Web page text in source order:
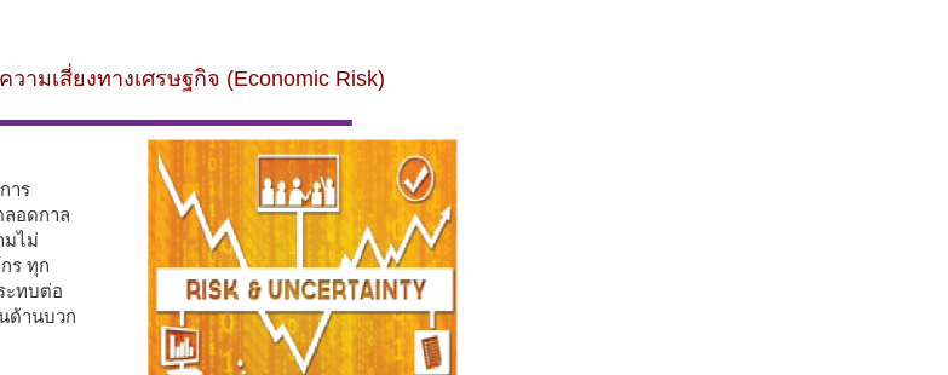
วามเสี่ยงทางเศรษฐกิจ (Economic Risk)
าร
ลอดกาล
มไม่
ร ทุก
ะทบต่อ
ด้านบวก